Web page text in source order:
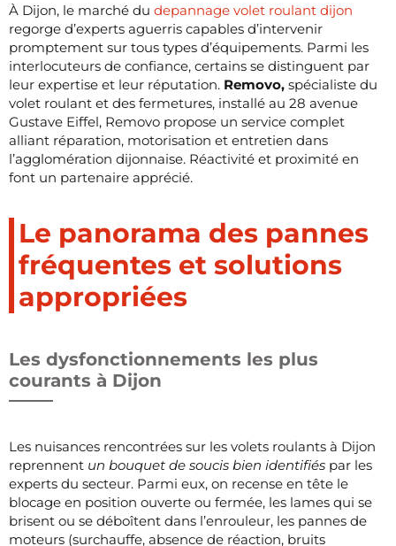
À Dijon, le marché du depannage volet roulant dijon
regorge d’experts aguerris capables d’intervenir
promptement sur tous types d’équipements. Parmi les
interlocuteurs de confiance, certains se distinguent par
leur expertise et leur réputation. Removo, spécialiste du
volet roulant et des fermetures, installé au 28 avenue
Gustave Eiffel, Removo propose un service complet
alliant réparation, motorisation et entretien dans
l’agglomération dijonnaise. Réactivité et proximité en
font un partenaire apprécié.
Le panorama des pannes
fréquentes et solutions
appropriées
Les dysfonctionnements les plus
courants à Dijon
Les nuisances rencontrées sur les volets roulants à Dijon
reprennent un bouquet de soucis bien identifiés par les
experts du secteur. Parmi eux, on recense en tête le
blocage en position ouverte ou fermée, les lames qui se
brisent ou se déboîtent dans l’enrouleur, les pannes de
moteurs (surchauffe, absence de réaction, bruits